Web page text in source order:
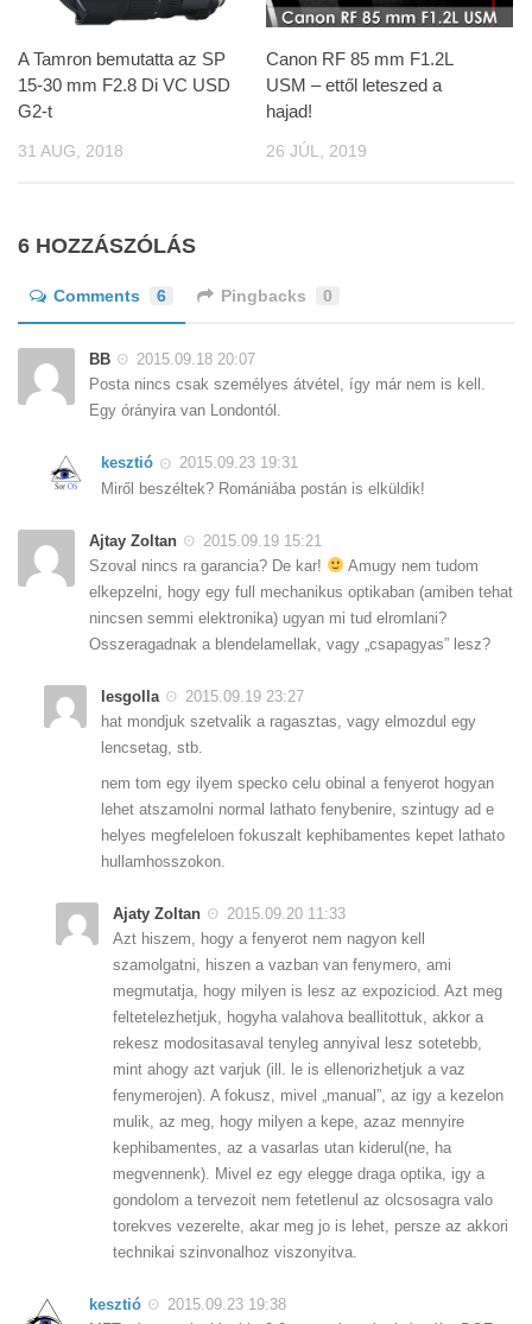
A Tamron bemutatta az SP
15-30 mm F2.8 Di VC USD
G2-t
31 AUG, 2018
Canon RF 85 mm F1.2L
USM – ettől leteszed a
hajad!
26 JÚL, 2019
6 HOZZÁSZÓLÁS
Comments 6 Pingbacks 0
BB
2015.09.18 20:07
Posta nincs csak személyes átvétel, így már nem is kell.
Egy órányira van Londontól.
kesztió
2015.09.23 19:31
Miről beszéltek? Romániába postán is elküldik!
Ajtay Zoltan
2015.09.19 15:21
Szoval nincs ra garancia? De kar!
Amugy nem tudom
elkepzelni, hogy egy full mechanikus optikaban (amiben tehat
nincsen semmi elektronika) ugyan mi tud elromlani?
Osszeragadnak a blendelamellak, vagy „csapagyas” lesz?
lesgolla
2015.09.19 23:27
hat mondjuk szetvalik a ragasztas, vagy elmozdul egy
lencsetag, stb.
nem tom egy ilyem specko celu obinal a fenyerot hogyan
lehet atszamolni normal lathato fenybenire, szintugy ad e
helyes megfeleloen fokuszalt kephibamentes kepet lathato
hullamhosszokon.
Ajaty Zoltan
2015.09.20 11:33
Azt hiszem, hogy a fenyerot nem nagyon kell
szamolgatni, hiszen a vazban van fenymero, ami
megmutatja, hogy milyen is lesz az expoziciod. Azt meg
feltetelezhetjuk, hogyha valahova beallitottuk, akkor a
rekesz modositasaval tenyleg annyival lesz sotetebb,
mint ahogy azt varjuk (ill. le is ellenorizhetjuk a vaz
fenymerojen). A fokusz, mivel „manual”, az igy a kezelon
mulik, az meg, hogy milyen a kepe, azaz mennyire
kephibamentes, az a vasarlas utan kiderul(ne, ha
megvennenk). Mivel ez egy elegge draga optika, igy a
gondolom a tervezoit nem fetetlenul az olcsosagra valo
torekves vezerelte, akar meg jo is lehet, persze az akkori
technikai szinvonalhoz viszonyitva.
kesztió
2015.09.23 19:38